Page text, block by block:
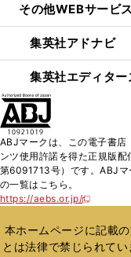
その他WEBサービス
集英社アドナビ
集英社エディタ
ABJマークは、この電子書店
ンツ使用許諾を得た正規版
第6091713号）です。ABJマ
の一覧はこちら。
https://aebs.or.jp/
新
い
ウ
ィ
本ホームページに記載
とは法律で禁じられて